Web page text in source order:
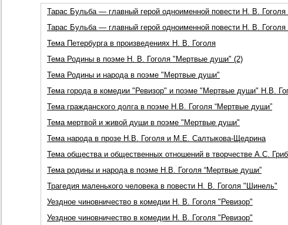
Тарас Бульба — главный герой одноименной повести Н. В. Гоголя
Тарас Бульба — главный герой одноименной повести Н. В. Гоголя
Тема Петербурга в произведениях Н. В. Гоголя
Тема Родины в поэме Н. В. Гоголя "Мертвые души" (2)
Тема Родины и народа в поэме "Мертвые души"
Тема города в комедии "Ревизор" и поэме "Мертвые души" Н.В.
Тема гражданского долга в поэме Н.В. Гоголя “Мертвые души”
Тема мертвой и живой души в поэме "Мертвые души"
Тема народа в прозе Н.В. Гоголя и М.Е. Салтыкова-Щедрина
Тема общества и общественных отношений в творчестве А.С.
Тема родины и народа в поэме Н.В. Гоголя “Мертвые души”
Трагедия маленького человека в повести Н. В. Гоголя "Шинель"
Уездное чиновничество в комедии Н. В. Гоголя "Ревизор"
Уездное чиновничество в комедии Н. В. Гоголя "Ревизор"